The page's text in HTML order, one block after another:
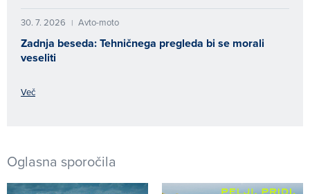
30. 7. 2026 | Avto-moto
Zadnja beseda: Tehničnega pregleda bi se morali
veseliti
Več
Oglasna sporočila